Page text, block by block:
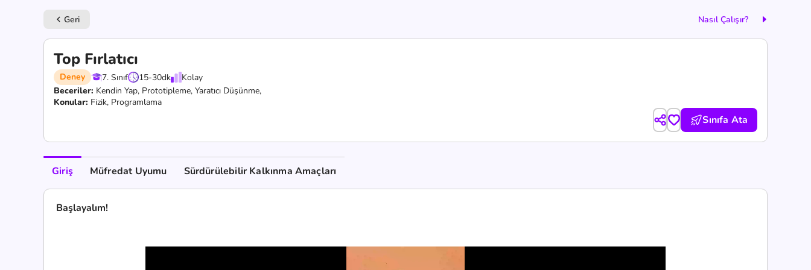
keyboard_arrow_left Geri Nasıl Çalışır?
Top Fırlatıcı
Deney 7. Sınıf 15-30dk
Kolay
Beceriler: Kendin Yap, Prototipleme, Yaratıcı Düşünme,
Konular: Fizik, Programlama
Sınıfa Ata
Giriş Müfredat Uyumu Sürdürülebilir Kalkınma Amaçları
Başlayalım!